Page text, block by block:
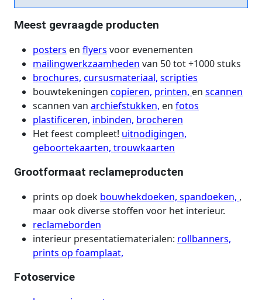
Meest gevraagde producten
posters en flyers voor evenementen
mailingwerkzaamheden van 50 tot +1000 stuks
brochures, cursusmateriaal, scripties
bouwtekeningen copieren, printen, en scannen
scannen van archiefstukken, en fotos
plastificeren, inbinden, brocheren
Het feest compleet! uitnodigingen,
geboortekaarten, trouwkaarten
Grootformaat reclameproducten
prints op doek bouwhekdoeken, spandoeken, ,
maar ook diverse stoffen voor het interieur.
reclameborden
interieur presentatiematerialen: rollbanners,
prints op foamplaat,
Fotoservice